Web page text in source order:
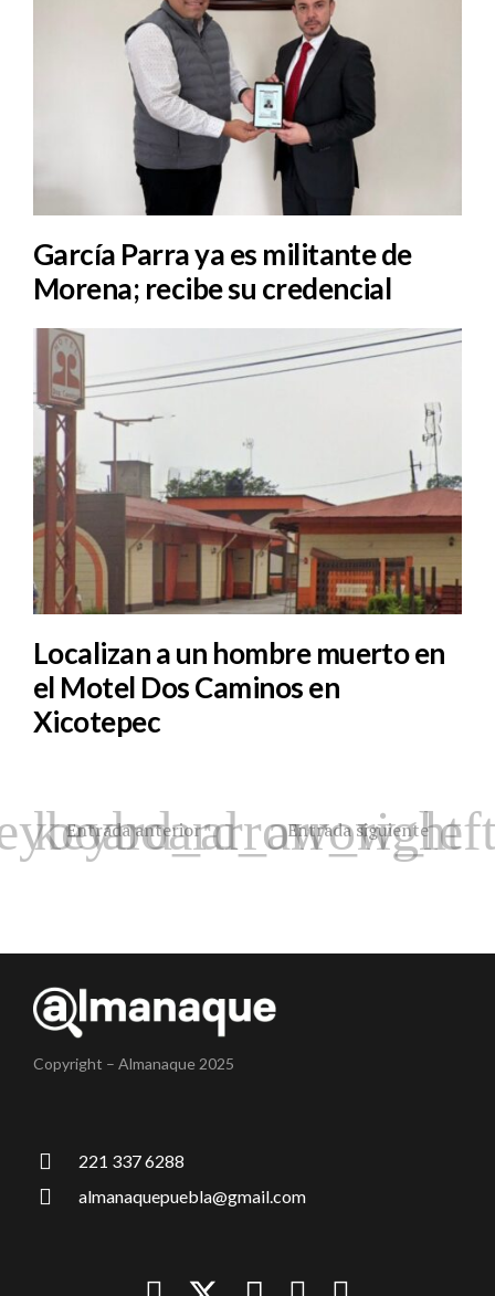
García Parra ya es militante de
Morena; recibe su credencial
Localizan a un hombre muerto en
el Motel Dos Caminos en
Xicotepec
Entrada anterior Entrada siguiente
Copyright – Almanaque 2025
221 337 6288
almanaquepuebla@gmail.com